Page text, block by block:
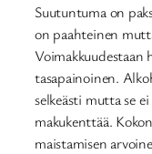
Suutuntuma on
on paahteinen
tasapainoinen.
selkeästi mutta se
makukenttää.
maistamisen